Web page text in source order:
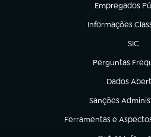
Empregados
(abre em nova
Informações
(abre em nova
SIC
(abre
Perguntas
(abre em nova
Dados
(abre em
Sanções
(abre em nova
Ferramentas e
(abre em nova aba)